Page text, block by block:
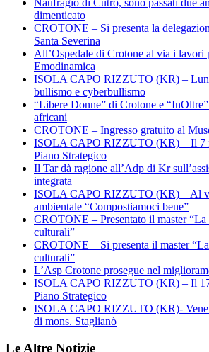
dimenticato
CROTONE – Si presenta la
Santa Severina
All’Ospedale di Crotone al via i lavori
Emodinamica
ISOLA CAPO RIZZUTO (KR) –
bullismo e cyberbullismo
“Libere Donne” di Crotone e
africani
CROTONE – Ingresso gratuito al
ISOLA CAPO RIZZUTO (KR) – Il 7
Piano Strategico
Il Tar dà ragione all’Adp di Kr
integrata
ISOLA CAPO RIZZUTO (KR) – Al
ambientale “Compostiamoci bene”
CROTONE – Presentato il master
culturali”
CROTONE – Si presenta il master
culturali”
L’Asp Crotone prosegue nel
ISOLA CAPO RIZZUTO (KR) – Il 17
Piano Strategico
ISOLA CAPO RIZZUTO (KR)-
di mons. Staglianò
Le Altre Notizie